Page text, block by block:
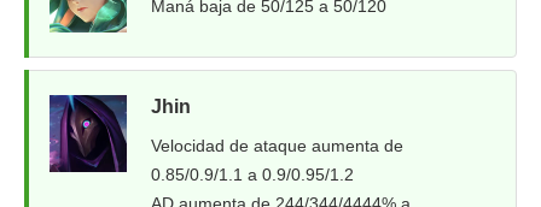
Maná baja de 50/125 a 50/120
Jhin
Velocidad de ataque aumenta de
0.85/0.9/1.1 a 0.9/0.95/1.2